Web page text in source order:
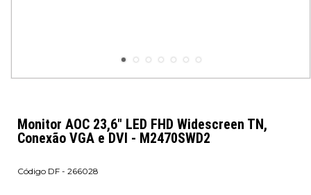
Monitor AOC 23,6" LED FHD Widescreen TN,
Conexão VGA e DVI - M2470SWD2
DF - 266028